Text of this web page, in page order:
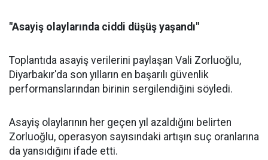
"Asayiş olaylarında ciddi düşüş yaşandı"
Toplantıda asayiş verilerini paylaşan Vali Zorluoğlu,
Diyarbakır'da son yılların en başarılı güvenlik
performanslarından birinin sergilendiğini söyledi.
Asayiş olaylarının her geçen yıl azaldığını belirten
Zorluoğlu, operasyon sayısındaki artışın suç oranlarına
da yansıdığını ifade etti.